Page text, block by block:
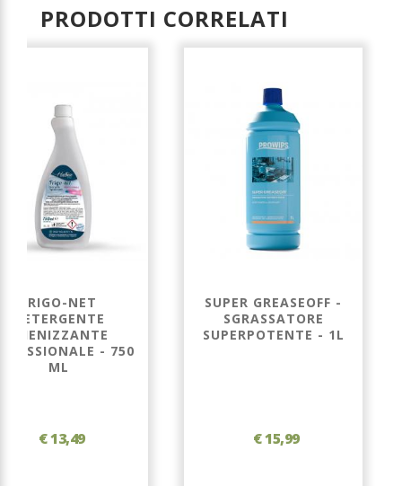
PRODOTTI CORRELATI
FRIGO-NET
DETERGENTE
IGIENIZZANTE
- 750
ML
€ 13,49
SUPER GREASEOFF -
SGRASSATORE
SUPERPOTENTE - 1L
€ 15,99